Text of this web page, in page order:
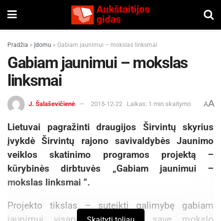
Pradžia » Įdomu » Gabiam jaunimui – mokslas linksmai
Gabiam jaunimui – mokslas
linksmai
J. Šalaševičienė 2015-12-22 Laikas: 1 min skaitymo AA
Lietuvai pagražinti draugijos Širvintų skyrius
įvykdė Širvintų rajono savivaldybės Jaunimo
veiklos skatinimo programos projektą –
kūrybinės dirbtuvės „Gabiam jaunimui –
mokslas linksmai ”.
Projekto tikslas – suteikti galimybę gabiam